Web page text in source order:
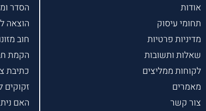
אודות
תחומי עיסוק
מדיניות פרטיות
שאלות ותשובות
לקוחות ממליצים
מאמרים
צור קשר
הסדר
הוצאה
חוב
הקמת
כתיבת
זקוקים
האם